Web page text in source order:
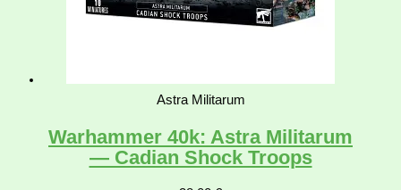
Astra Militarum
Warhammer 40k: Astra Militarum
— Cadian Shock Troops